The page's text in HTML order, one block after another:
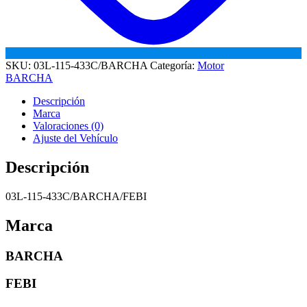
SKU: 03L-115-433C/BARCHA Categoría: Motor
BARCHA
Descripción
Marca
Valoraciones (0)
Ajuste del Vehículo
Descripción
03L-115-433C/BARCHA/FEBI
Marca
BARCHA
FEBI